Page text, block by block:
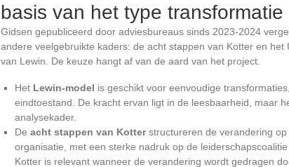
basis van het type transformatie
Gidsen gepubliceerd door adviesbureaus sinds 2023-2024
andere veelgebruikte kaders: de acht stappen van Kotter en
van Lewin. De keuze hangt af van de aard van het project.
Het Lewin-model is geschikt voor eenvoudige
eindtoestand. De kracht ervan ligt in de leesbaarheid, maar
analysekader.
De acht stappen van Kotterstructureren de verandering
organisatie, met een sterke nadruk op de
Kotter is relevant wanneer de verandering wordt gedragen